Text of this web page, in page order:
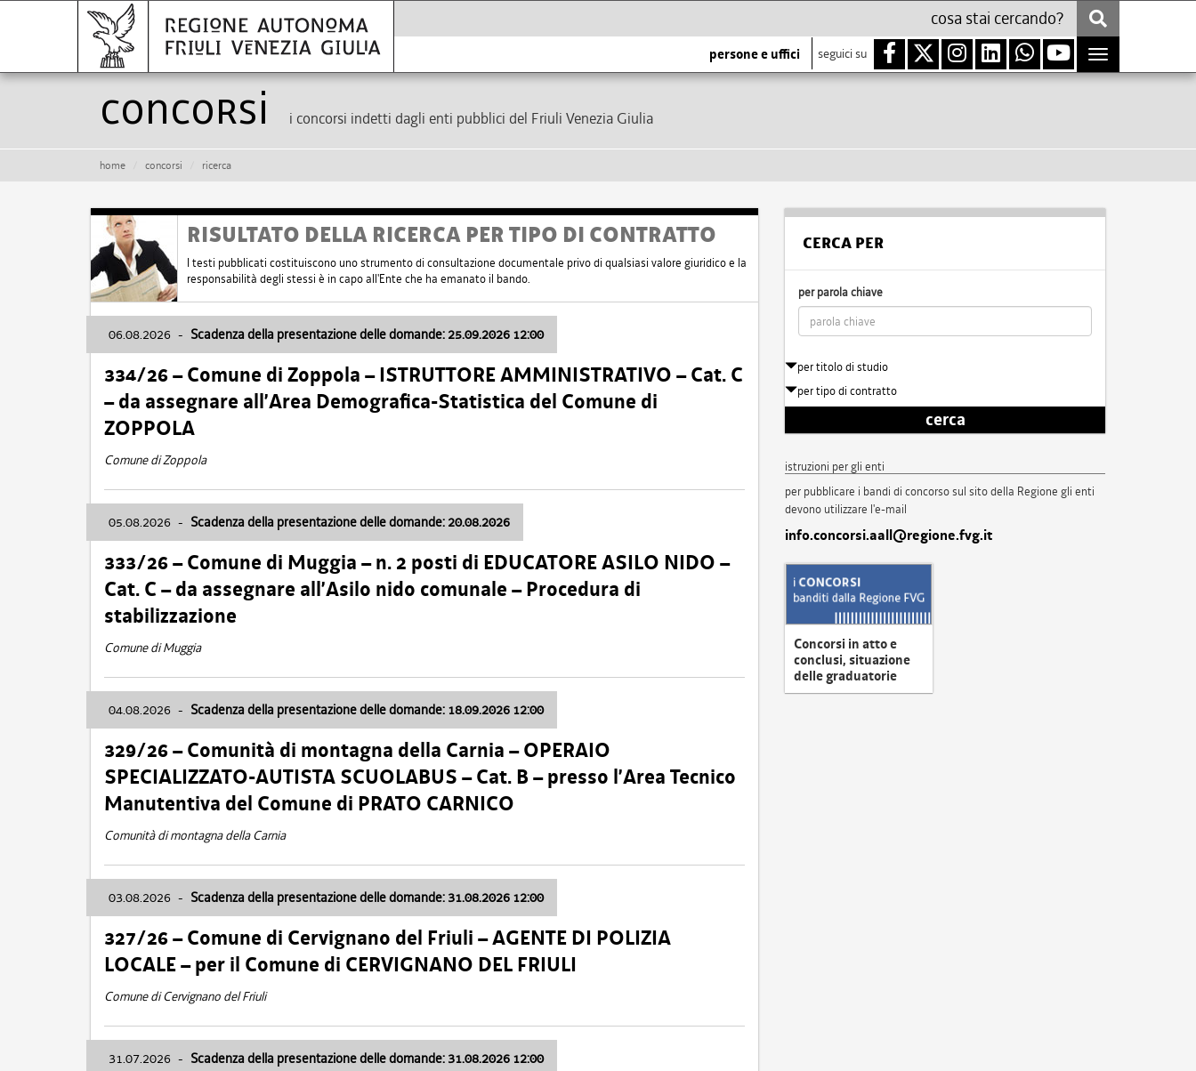
persone e uffici seguici su
Toggle
navigation
Concorsi i concorsi indetti dagli enti pubblici del Friuli Venezia Giulia
home concorsi ricerca
RISULTATO DELLA RICERCA PER TIPO DI CONTRATTO
I testi pubblicati costituiscono uno strumento di consultazione documentale privo di qualsiasi valore giuridico e la
responsabilità degli stessi è in capo all'Ente che ha emanato il bando.
06.08.2026 - Scadenza della presentazione delle domande: 25.09.2026 12:00
334/26 – Comune di Zoppola – ISTRUTTORE AMMINISTRATIVO – Cat. C
– da assegnare all’Area Demografica-Statistica del Comune di
ZOPPOLA
Comune di Zoppola
05.08.2026 - Scadenza della presentazione delle domande: 20.08.2026
333/26 – Comune di Muggia – n. 2 posti di EDUCATORE ASILO NIDO –
Cat. C – da assegnare all’Asilo nido comunale – Procedura di
stabilizzazione
Comune di Muggia
04.08.2026 - Scadenza della presentazione delle domande: 18.09.2026 12:00
329/26 – Comunità di montagna della Carnia – OPERAIO
SPECIALIZZATO-AUTISTA SCUOLABUS – Cat. B – presso l’Area Tecnico
Manutentiva del Comune di PRATO CARNICO
Comunità di montagna della Carnia
03.08.2026 - Scadenza della presentazione delle domande: 31.08.2026 12:00
327/26 – Comune di Cervignano del Friuli – AGENTE DI POLIZIA
LOCALE – per il Comune di CERVIGNANO DEL FRIULI
Comune di Cervignano del Friuli
31.07.2026 - Scadenza della presentazione delle domande: 31.08.2026 12:00
CERCA PER
per parola chiave
per titolo di studio
per tipo di contratto
cerca
istruzioni per gli enti
per pubblicare i bandi di concorso sul sito della Regione gli enti
devono utilizzare l'e-mail
info.concorsi.aall@regione.fvg.it
Concorsi in atto e
conclusi, situazione
delle graduatorie